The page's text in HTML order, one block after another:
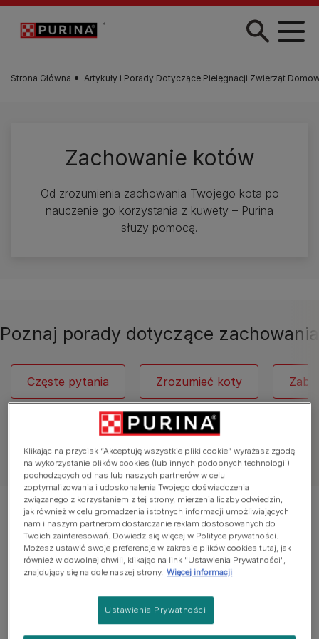
Przejdź do treści
Strona Główna Artykuły i Porady Dotyczące Pielęgnacji Zwierząt
Zachowanie kotów
Od zrozumienia zachowania Twojego kota po
nauczenie go korzystania z kuwety – Purina
służy pomocą.
Poznaj porady dotyczące zachowania
Częste pytania Zrozumieć koty
Zobacz wszystkie artykuły o kotach
Wyświetlanie 12 z 40 artykułów
Popularne artykuły
Szkolenie kotów
Tresura kociątka lub dorosłego
Klikając na przycisk “Akceptuję wszystkie pliki cookie” wyrażasz zgodę
na wykorzystanie plików cookies (lub innych podobnych technologii)
pochodzących od nas lub naszych partnerów w celu
zoptymalizowania i udoskonalenia Twojego doświadczenia
związanego z korzystaniem z tej strony, mierzenia liczby odwiedzin,
jak również w celu gromadzenia istotnych informacji umożliwiających
nam i naszym partnerom dostarczanie reklam dostosowanych do
Twoich zainteresowań. Dowiedz się więcej w Polityce prywatności.
Możesz ustawić swoje preferencje w zakresie plików cookies tutaj, jak
również w dowolnej chwili, klikając na link "Ustawienia Prywatności",
znajdujący się na dole naszej strony. Więcej informacji
Ustawienia Prywatności